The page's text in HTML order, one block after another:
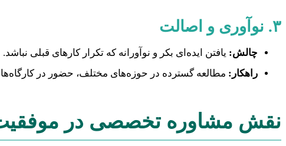
۳. نوآوری و اصالت
چالش: یافتن ایده‌ای بکر و نوآورانه که تکرار کارهای قبلی نباشد.
راهکار: مطالعه گسترده در حوزه‌های مختلف، حضور در
نقش مشاوره تخصصی در موفقیت